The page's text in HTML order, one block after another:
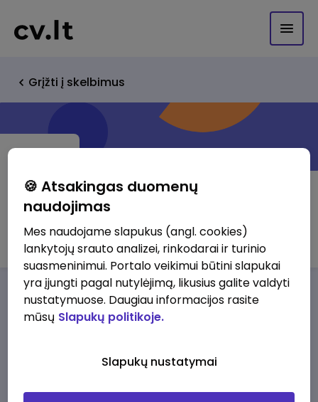
Grįžti į skelbimus
Rinosta Shipping Agency Ltd
Darbo pasiūlymaiApie musPrivalumai
darbo pasiūlymų
🍪 Atsakingas duomenų
naudojimas
Mes naudojame slapukus (angl. cookies)
lankytojų srauto analizei, rinkodarai ir turinio
suasmeninimui. Portalo veikimui būtini slapukai
yra įjungti pagal nutylėjimą, likusius galite valdyti
nustatymuose. Daugiau informacijos rasite
mūsų Slapukų politikoje.
Slapukų nustatymai